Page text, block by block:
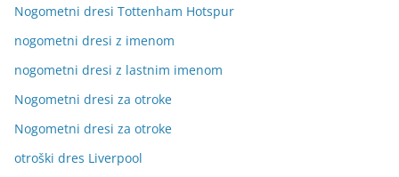
Nogometni dresi Tottenham Hotspur
nogometni dresi z imenom
nogometni dresi z lastnim imenom
Nogometni dresi za otroke
Nogometni dresi za otroke
otroški dres Liverpool